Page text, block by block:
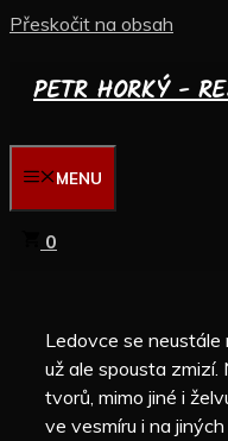
Přeskočit na obsah
PETR HORKÝ -
MENU
0
Ledovce se neustále
už ale spousta zmizí.
tvorů, mimo jiné i
ve vesmíru i na